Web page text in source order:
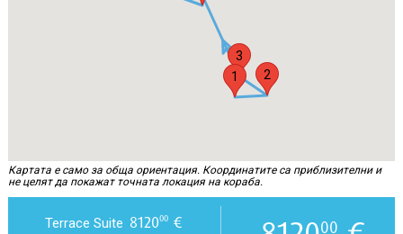
1 2
3
Картата е само за обща ориентация. Координатите са приблизителни и
не целят да покажат точната локация на кораба.
Terrace Suite 812000€ 00